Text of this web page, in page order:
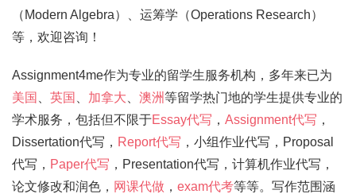
（Modern Algebra）、运筹学（Operations Research）
等，欢迎咨询！
Assignment4me作为专业的留学生服务机构，多年来已为
美国
英国 加拿大 澳洲等留学热门地的学生提供专业的
学术服务，包括但不限于Essay代写 ， Assignment代写 ，
Dissertation代写， Report代写 ，小组作业代写，Proposal
代写， Paper代写 ，Presentation代写，计算机作业代写，
论文修改和润色， 网课代做 ， exam代考等等。写作范围涵